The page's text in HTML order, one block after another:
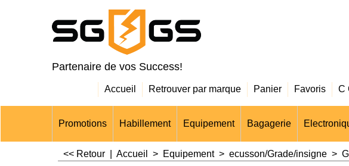
Partenaire de vos Success!
Accueil Retrouver par marque Panier Favoris C
Promotions Habillement Equipement Bagagerie
<< Retour Accueil > Equipement> ecusson/Grade/insigne >